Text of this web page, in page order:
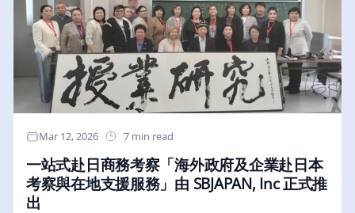
Mar 12, 2026 7 min read
一站式赴日商務考察「海外政府及企業赴日本
考察與在地支援服務」由 SBJAPAN, Inc 正式推
出